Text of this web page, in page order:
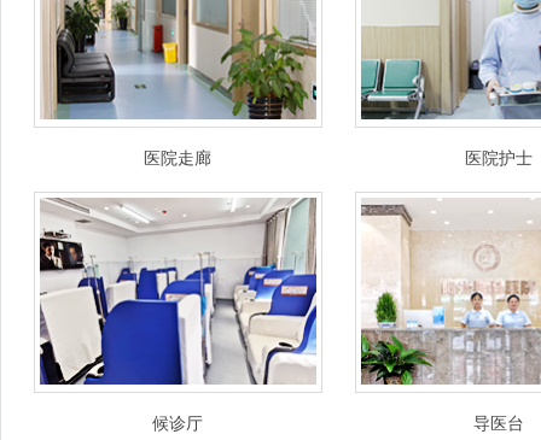
医院走廊 医院护士
候诊厅 导医台